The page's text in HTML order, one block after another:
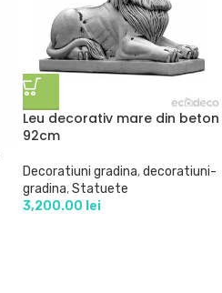
Leu decorativ mare din beton
92cm
Decoratiuni gradina,decoratiuni-
gradina,Statuete
3,200.00 lei